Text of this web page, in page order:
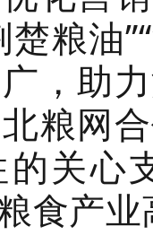
粮油
，助
粮网
关心
食产